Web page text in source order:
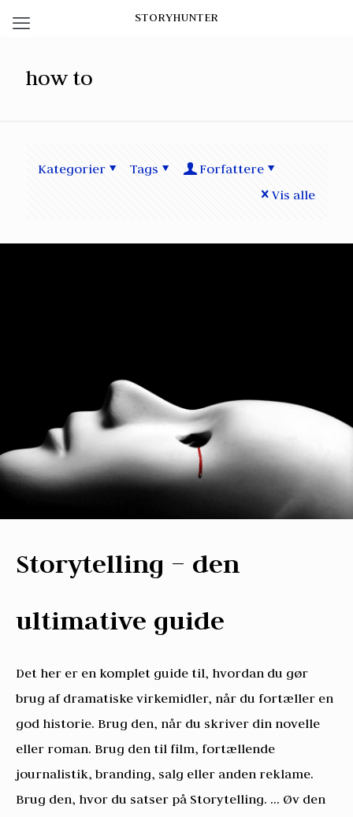
STORYHUNTER
how to
Kategorier Tags
Forfattere
Vis alle
Storytelling – den
ultimative guide
Det her er en komplet guide til, hvordan du gør
brug af dramatiske virkemidler, når du fortæller en
god historie. Brug den, når du skriver din novelle
eller roman. Brug den til film, fortællende
journalistik, branding, salg eller anden reklame.
Brug den, hvor du satser på Storytelling. ... Øv den